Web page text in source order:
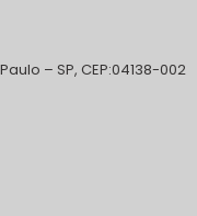
– SP, CEP:04138-002